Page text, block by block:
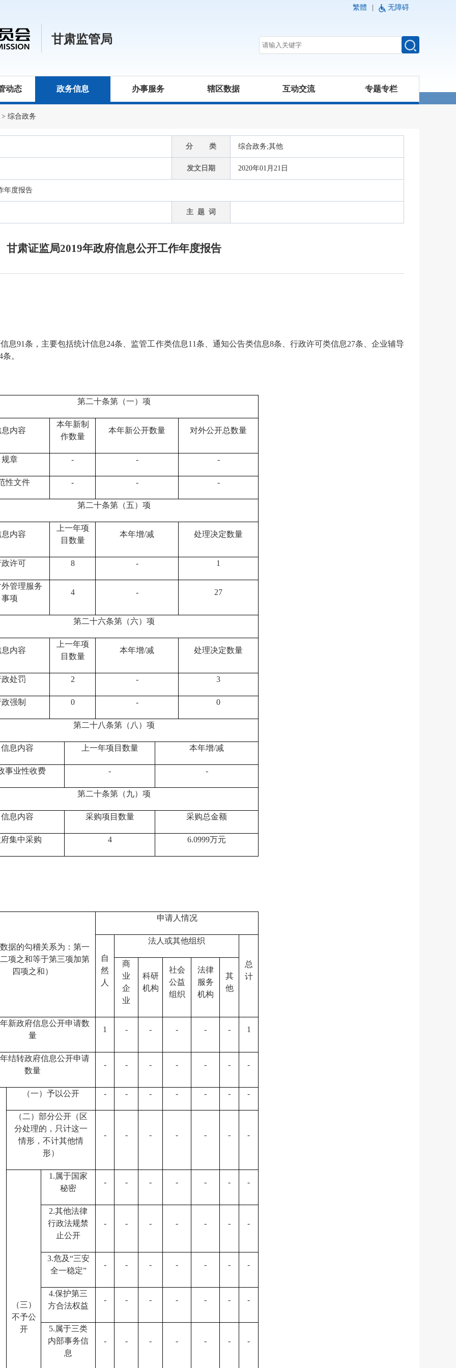
繁體 无障碍
甘肃监管局
动态 政务信息 办事服务 辖区数据 互动交流 专题专栏
> 综合政务
分 类 综合政务;其他
发文日期 2020年01月21日
年度报告
主 题 词
甘肃证监局2019年政府信息公开工作年度报告
息91条 ， 主要包括统计信息24条、监管工作类信息11条、通知公告类信息8条、行政许可类信息27条、企业辅导
。
第二十条第（一）项
内容
本年新制
作数量
本年新公开数量 对外公开总数量
规章 - - -
性文件 - - -
第二十条第（五）项
内容
上一年项
目数量
本年增/减 处理决定数量
政许可 8 - 1
管理服务
事项
4 - 27
第二十六条第（六）项
内容
上一年项
目数量
本年增/减 处理决定数量
处罚 2 - 3
强制 0 - 0
第二十八条第（八）项
信息内容 上一年项目数量 本年增/减
事业性收费 - -
第二十条第（九）项
信息内容 采购项目数量 采购总金额
集中采购 4 6.0999万元
据的勾稽关系为：第一
项之和等于第三项加第
四项之和）
申请人情况
自
然
人
法人或其他组织
总
计
商
业
企
业
科研
机构
社会
公益
组织
法律
服务
机构
其
他
新政府信息公开申请数
量
1 - - - - - 1
结转政府信息公开申请
数量
- - - - - - -
（一）予以公开 - - - - - - -
（二）部分公开（区
分处理的，只计这一
情形，不计其他情
形）
- - - - - - -
（三）
不予公
开
1.属于国家
秘密
- - - - - - -
2.其他法律
行政法规禁
止公开
- - - - - - -
3.危及“三安
全一稳定”
- - - - - - -
4.保护第三
方合法权益
- - - - - - -
5.属于三类
内部事务信
息
- - - - - - -